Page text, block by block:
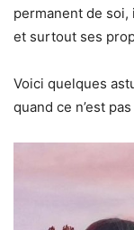
permanent de
et surtout ses
Voici quelques
quand ce n’est